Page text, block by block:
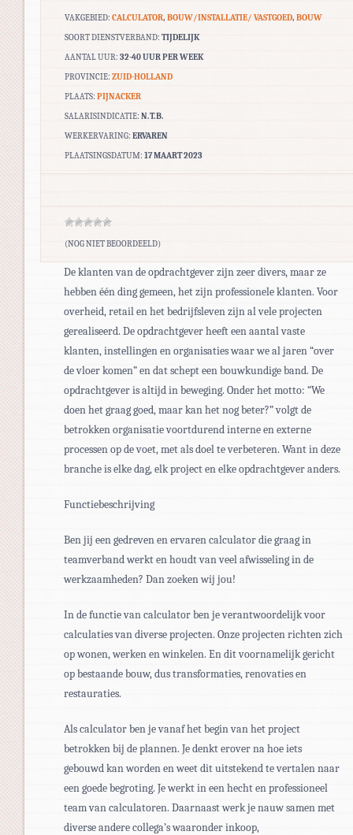
VAKGEBIED: CALCULATOR, BOUW/INSTALLATIE/ VASTGOED, BOUW
SOORT DIENSTVERBAND: TIJDELIJK
AANTAL UUR: 32-40 UUR PER WEEK
PROVINCIE: ZUID-HOLLAND
PLAATS: PIJNACKER
SALARISINDICATIE: N.T.B.
WERKERVARING: ERVAREN
PLAATSINGSDATUM: 17 MAART 2023
(NOG NIET BEOORDEELD)
De klanten van de opdrachtgever zijn zeer divers, maar ze
hebben één ding gemeen, het zijn professionele klanten. Voor
overheid, retail en het bedrijfsleven zijn al vele projecten
gerealiseerd. De opdrachtgever heeft een aantal vaste
klanten, instellingen en organisaties waar we al jaren “over
de vloer komen” en dat schept een bouwkundige band. De
opdrachtgever is altijd in beweging. Onder het motto: “We
doen het graag goed, maar kan het nog beter?” volgt de
betrokken organisatie voortdurend interne en externe
processen op de voet, met als doel te verbeteren. Want in deze
branche is elke dag, elk project en elke opdrachtgever anders.
Functiebeschrijving
Ben jij een gedreven en ervaren calculator die graag in
teamverband werkt en houdt van veel afwisseling in de
werkzaamheden? Dan zoeken wij jou!
In de functie van calculator ben je verantwoordelijk voor
calculaties van diverse projecten. Onze projecten richten zich
op wonen, werken en winkelen. En dit voornamelijk gericht
op bestaande bouw, dus transformaties, renovaties en
restauraties.
Als calculator ben je vanaf het begin van het project
betrokken bij de plannen. Je denkt erover na hoe iets
gebouwd kan worden en weet dit uitstekend te vertalen naar
een goede begroting. Je werkt in een hecht en professioneel
team van calculatoren. Daarnaast werk je nauw samen met
diverse andere collega’s waaronder inkoop,